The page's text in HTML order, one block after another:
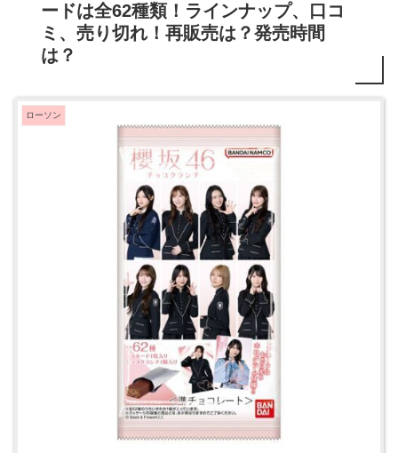
ードは全62種類！ラインナップ、口コ
ミ、売り切れ！再販売は？発売時間
は？
ローソン